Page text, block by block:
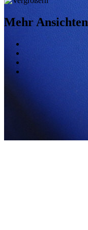
Mehr Ansichten